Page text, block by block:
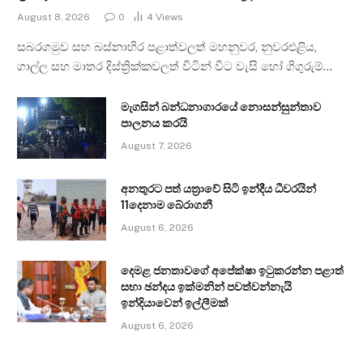
August 8, 2026 0 4 Views
සබරගමුව සහ බස්නාහිර පළාත්වලත් මහනුවර, නුවරඑළිය,
ගාල්ල සහ මාතර දිස්ත්‍රික්කවලත් විටින් විට වැසි හෝ ගිගුරුම්…
මැගසින් බන්ධනාගාරයේ නොසන්සුන්තාව
පාලනය කරයි
August 7, 2026
අනතුරට පත් යත්‍රාවේ සිටි ඉන්දීය ධීවරයින්
11දෙනාම බේරාගනී
August 6, 2026
දෙමළ ජනතාවගේ අපේක්ෂා ඉටුකරන්න පළාත්
සභා ඡන්දය ඉක්මනින් පවත්වන්නැයි
ඉන්දියාවෙන් ඉල්ලීමක්
August 6, 2026